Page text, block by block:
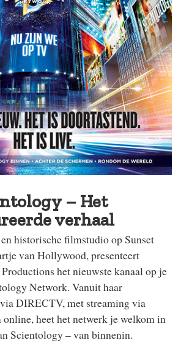
– Het
verhaal
historische filmstudio op Sunset
van Hollywood, presenteert
het nieuwste kanaal op je
Network. Vanuit haar
DIRECTV, met streaming via
online, heet het netwerk je welkom in
Scientology – van binnenin.